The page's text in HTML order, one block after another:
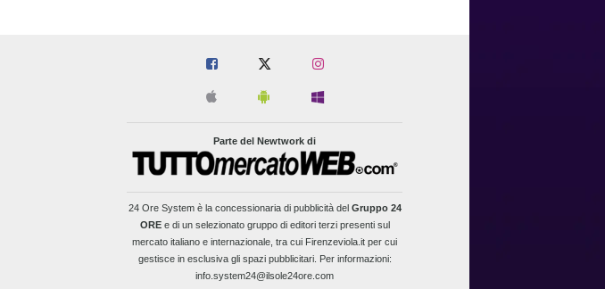
Parte del Newtwork di
24 Ore Systemè la concessionaria di pubblicità del Gruppo 24
OREe di un selezionato gruppo di editori terzi presenti sul
mercato italiano e internazionale, tra cui Firenzeviola.it per cui
gestisce in esclusiva gli spazi pubblicitari. Per informazioni:
info.system24@ilsole24ore.com